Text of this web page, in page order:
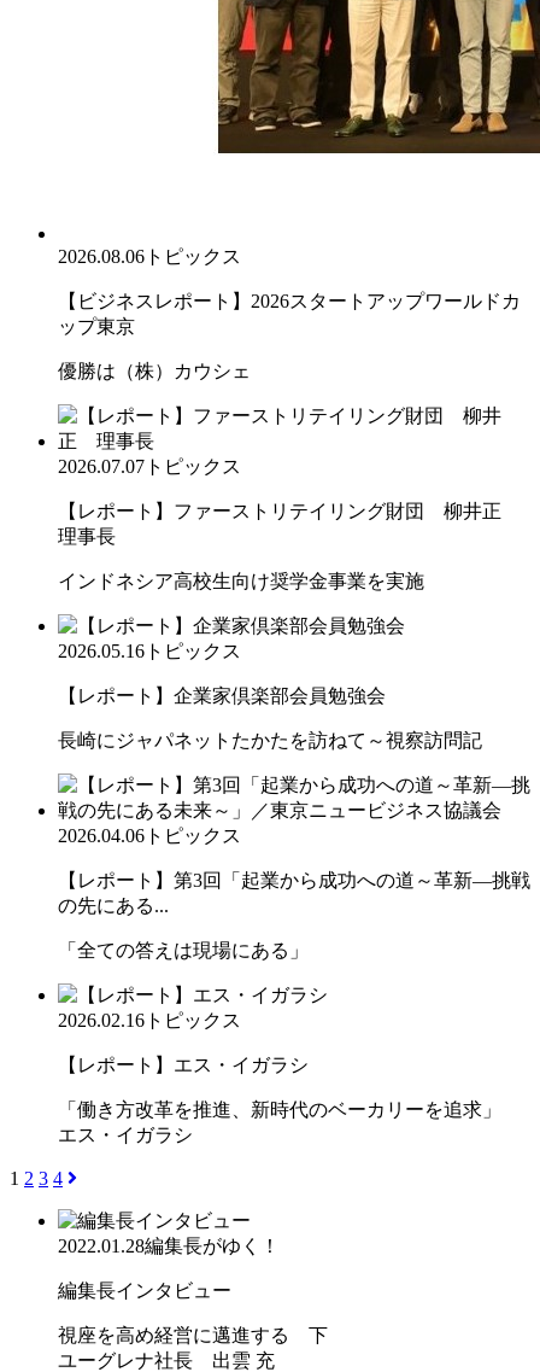
2026.08.06 トピックス
【ビジネスレポート】2026スタートアップワールドカ
ップ東京
優勝は（株）カウシェ
2026.07.07 トピックス
【レポート】ファーストリテイリング財団 柳井正
理事長
インドネシア高校生向け奨学金事業を実施
2026.05.16 トピックス
【レポート】企業家倶楽部会員勉強会
長崎にジャパネットたかたを訪ねて～視察訪問記
2026.04.06 トピックス
【レポート】第3回「起業から成功への道～革新―挑戦
の先にある...
「全ての答えは現場にある」
2026.02.16 トピックス
【レポート】エス・イガラシ
「働き方改革を推進、新時代のベーカリーを追求」
エス・イガラシ
1 2 3 4
2022.01.28編集長がゆく！
編集長インタビュー
視座を高め経営に邁進する 下
ユーグレナ社長 出雲 充